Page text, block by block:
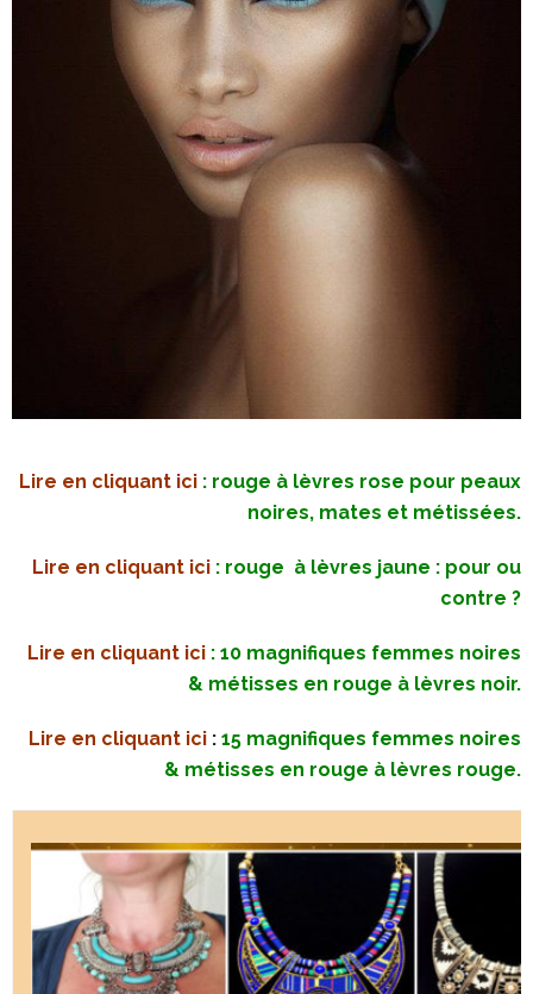
Lire en cliquant ici : rouge à lèvres rose pour peaux
noires, mates et métissées.
Lire en cliquant ici : rouge à lèvres jaune : pour ou
contre ?
Lire en cliquant ici : 10 magnifiques femmes noires
& métisses en rouge à lèvres noir.
Lire en cliquant ici : 15 magnifiques femmes noires
& métisses en rouge à lèvres rouge.